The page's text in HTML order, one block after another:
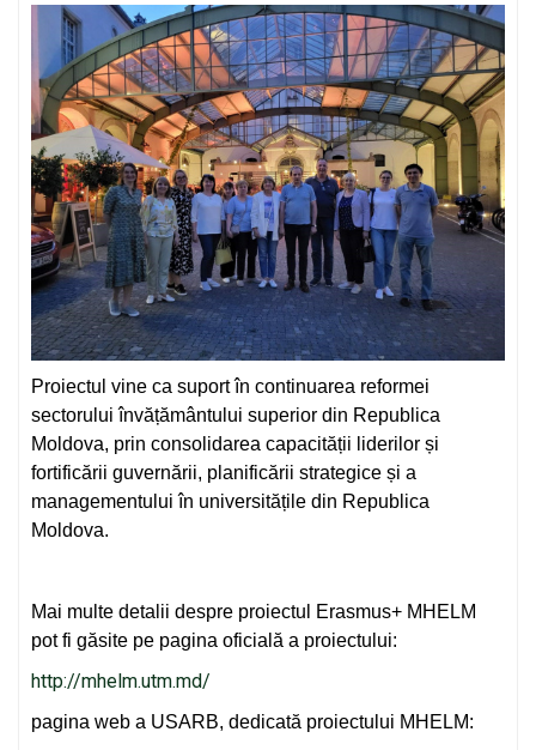
Proiectul vine ca suport în continuarea reformei
sectorului învățământului superior din Republica
Moldova, prin consolidarea capacității liderilor și
fortificării guvernării, planificării strategice și a
managementului în universitățile din Republica
Moldova.
Mai multe detalii despre proiectul Erasmus+ MHELM
pot fi găsite pe pagina oficială a proiectului:
http://mhelm.utm.md/
pagina web a USARB, dedicată proiectului MHELM: